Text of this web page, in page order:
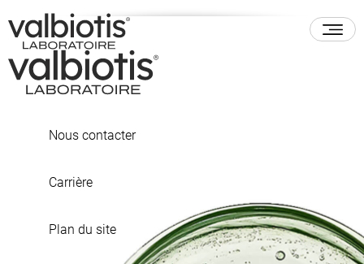
Nous contacter
Carrière
Plan du site